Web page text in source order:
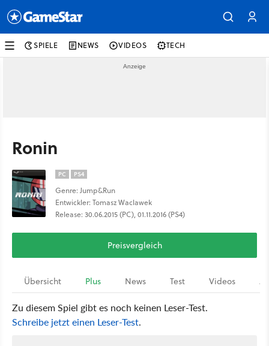
SPIELE NEWS VIDEOS TECH
Ronin
PC PS4
Genre: Jump&Run
Entwickler: Tomasz Waclawek
Release: 30.06.2015 (PC), 01.11.2016 (PS4)
Preisvergleich
Übersicht Plus News Test Videos
Zu diesem Spiel gibt es noch keinen Leser-Test.
Schreibe jetzt einen Leser-Test.